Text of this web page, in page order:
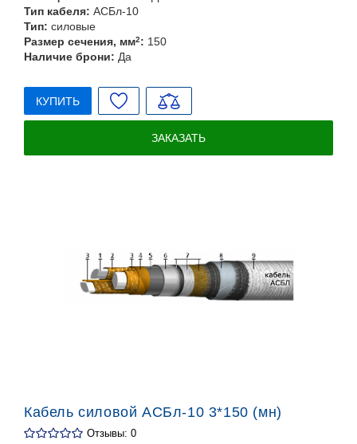
Тип кабеля: АСБл-10
Тип: силовые
Размер сечения, мм2: 150
Наличие брони: Да
КУПИТЬ
ЗАКАЗАТЬ
Кабель силовой АСБл-10 3*150 (мн)
Отзывы: 0